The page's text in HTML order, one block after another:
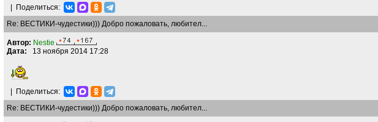
Поделиться:
Re: ВЕСТИКИ-чудестики))) Добро пожаловать, любител...
Автор: Nestie
Дата: 13 ноября 2014 17:28
Поделиться:
Re: ВЕСТИКИ-чудестики))) Добро пожаловать, любител...